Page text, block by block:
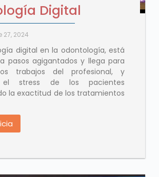
Digital
27, 2024
digital en la odontología, está
pasos agigantados y llega para
trabajos del profesional, y
el stress de los pacientes
la exactitud de los tratamientos